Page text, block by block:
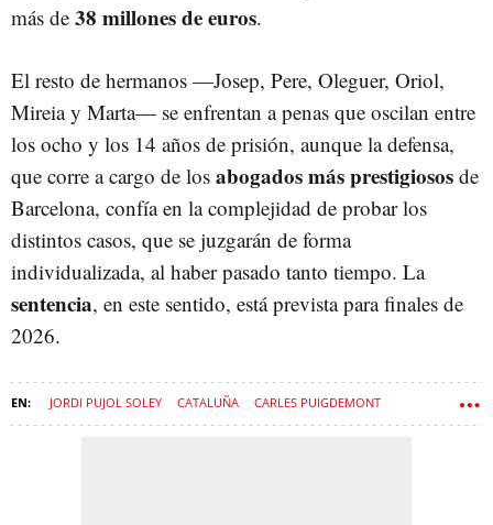
más de 38 millones de euros.
El resto de hermanos —Josep, Pere, Oleguer, Oriol,
Mireia y Marta— se enfrentan a penas que oscilan entre
los ocho y los 14 años de prisión, aunque la defensa,
que corre a cargo de los abogados más prestigiosos de
Barcelona, confía en la complejidad de probar los
distintos casos, que se juzgarán de forma
individualizada, al haber pasado tanto tiempo. La
sentencia, en este sentido, está prevista para finales de
2026.
JORDI PUJOL SOLEY CATALUÑA CARLES PUIGDEMONT